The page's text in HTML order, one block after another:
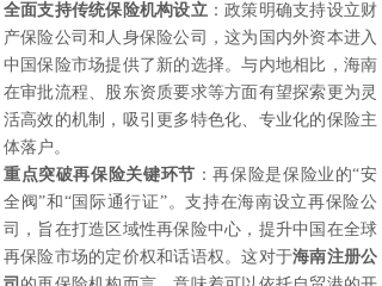
全面支持传统保险机构设立：政策明确支持设立财
产保险公司和人身保险公司，这为国内外资本进入
中国保险市场提供了新的选择。与内地相比，海南
在审批流程、股东资质要求等方面有望探索更为灵
活高效的机制，吸引更多特色化、专业化的保险主
体落户。
重点突破再保险关键环节 ：再保险是保险业的“安
全阀”和“国际通行证”。支持在海南设立再保险公
司，旨在打造区域性再保险中心，提升中国在全球
再保险市场的定价权和话语权。这对于海南注册公